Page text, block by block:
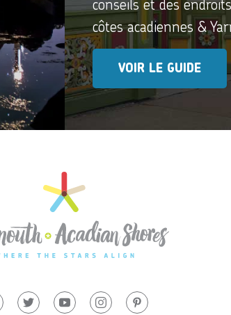
côtes acadiennes &
VOIR LE GUIDE